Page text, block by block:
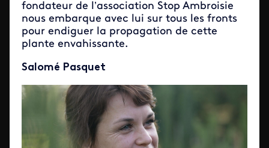
fondateur de l’association Stop Ambroisie
nous embarque avec lui sur tous les fronts
pour endiguer la propagation de cette
plante envahissante.
Salomé Pasquet